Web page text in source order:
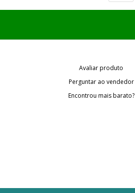
Avaliar produto
Perguntar ao vendedor
Encontrou mais barato?